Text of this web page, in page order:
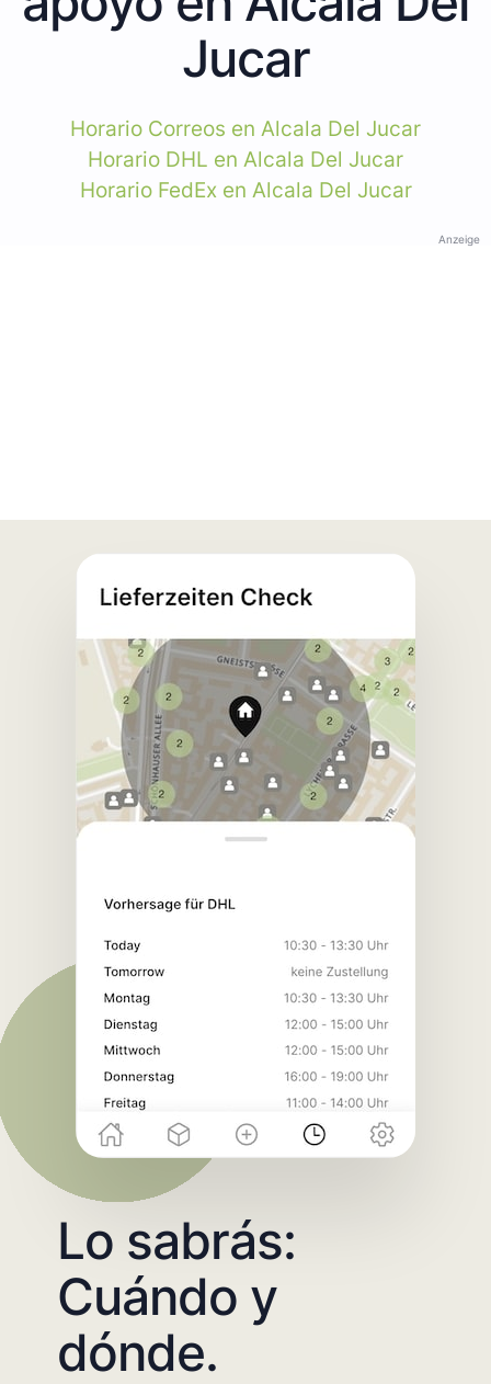
Jucar
Horario Correos en Alcala Del Jucar
Horario DHL en Alcala Del Jucar
Horario FedEx en Alcala Del Jucar
Anzeige
Lo sabrás:
Cuándo y
dónde.